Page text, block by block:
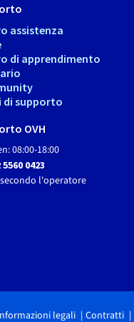
assistenza
di apprendimento
di supporto
OVH
08:00-18:00
5560 0423
l'operatore
legali Contratti